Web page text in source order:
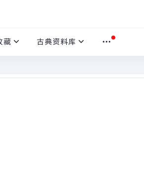
藏 古典资料库
原著故事改写为65个分镜，以清晰、有
著精髓，又剔除了陈腐观点，适合青少年